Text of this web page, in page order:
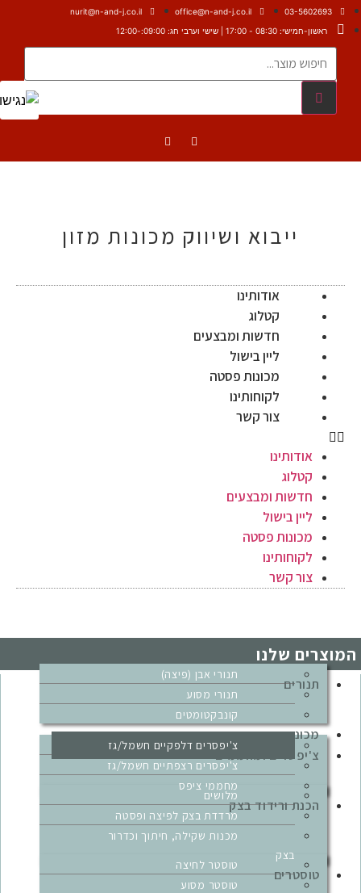
03-5602693
office@n-and-j.co.il
nurit@n-and-j.co.il
ראשון-חמישי: 08:30 - 17:00 | שישי וערבי חג: 09:00:-12:00
ייבוא ושיווק מכונות מזון
אודותינו
קטלוג
חדשות ומבצעים
ליין בישול
מכונות פסטה
לקוחותינו
צור קשר
אודותינו
קטלוג
חדשות ומבצעים
ליין בישול
מכונות פסטה
לקוחותינו
צור קשר
המוצרים שלנו
תנורים
תנורי אבן (פיצה)
תנורי מסוע
קונבקטומטים
מכונות פסטה
צ'יפסרים ומחממים
צ'יפסרים דלפקיים חשמל/גז
צ'יפסרים רצפתיים חשמל/גז
מחממי ציפס
הכנת ורידוד בצק
מלושים
מרדדת בצק לפיצה ופסטה
מכנות שקילה, חיתוך וכדרור
בצק
טוסטרים
טוסטר לחיצה
טוסטר מסוע